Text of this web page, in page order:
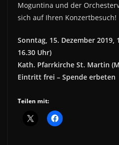
Moguntina und der
sich auf Ihren Konzertbesuch!
Sonntag, 15. Dezember 2019,
16.30 Uhr)
Kath. Pfarrkirche St. Martin
Eintritt frei – Spende erbeten
Teilen mit: